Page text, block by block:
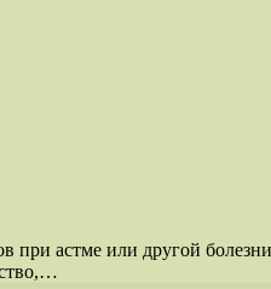
при астме или другой